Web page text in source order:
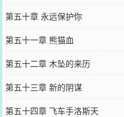
第五十章 永远保护你
第五十一章 熊猫血
第五十二章 木坠的来历
第五十三章 新的阴谋
第五十四章 飞车手洛斯天